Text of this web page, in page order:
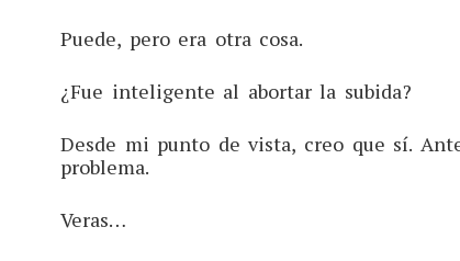
Puede, pero era otra cosa.
¿Fue inteligente al abortar la subida?
Desde mi punto de vista, creo que sí.
problema.
Veras…